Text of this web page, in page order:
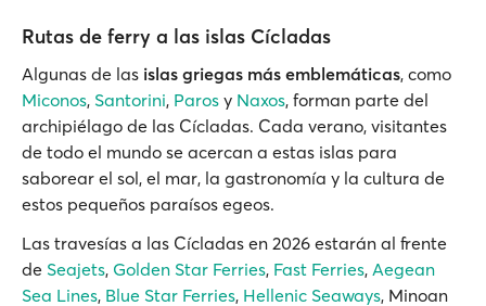
Rutas de ferry a las islas Cícladas
Algunas de las islas griegas más emblemáticas, como
Miconos, Santorini, Paros y Naxos, forman parte del
archipiélago de las Cícladas. Cada verano, visitantes
de todo el mundo se acercan a estas islas para
saborear el sol, el mar, la gastronomía y la cultura de
estos pequeños paraísos egeos.
Las travesías a las Cícladas en 2026 estarán al frente
de Seajets, Golden Star Ferries, Fast Ferries, Aegean
Sea Lines, Blue Star Ferries, Hellenic Seaways, Minoan